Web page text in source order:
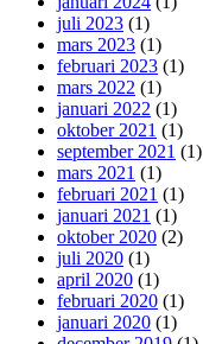
juli 2023 (1)
mars 2023 (1)
februari 2023 (1)
mars 2022 (1)
januari 2022 (1)
oktober 2021 (1)
september 2021 (1)
mars 2021 (1)
februari 2021 (1)
januari 2021 (1)
oktober 2020 (2)
juli 2020 (1)
april 2020 (1)
februari 2020 (1)
januari 2020 (1)